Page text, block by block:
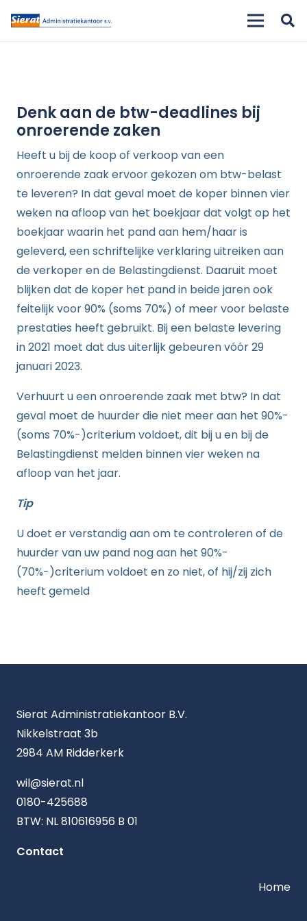
Denk aan de btw-deadlines bij
onroerende zaken
Heeft u bij de koop of verkoop van een
onroerende zaak ervoor gekozen om btw-belast
te leveren? In dat geval moet de koper binnen vier
weken na afloop van het boekjaar dat volgt op het
boekjaar waarin het pand aan hem/haar is
geleverd, een schriftelijke verklaring uitreiken aan
de verkoper en de Belastingdienst. Daaruit moet
blijken dat de koper het pand in beide jaren ook
feitelijk voor 90% (soms 70%) of meer voor belaste
prestaties heeft gebruikt. Bij een belaste levering
in 2021 moet dat dus uiterlijk gebeuren vóór 29
januari 2023.
Verhuurt u een onroerende zaak met btw? In dat
geval moet de huurder die niet meer aan het 90%-
(soms 70%-)criterium voldoet, dit bij u en bij de
Belastingdienst melden binnen vier weken na
afloop van het jaar.
Tip
U doet er verstandig aan om te controleren of de
huurder van uw pand nog aan het 90%-
(70%-)criterium voldoet en zo niet, of hij/zij zich
heeft gemeld
Sierat Administratiekantoor B.V.
Nikkelstraat 3b
2984 AM Ridderkerk
wil@sierat.nl
0180-425688
BTW: NL 810616956 B 01
Contact
Home